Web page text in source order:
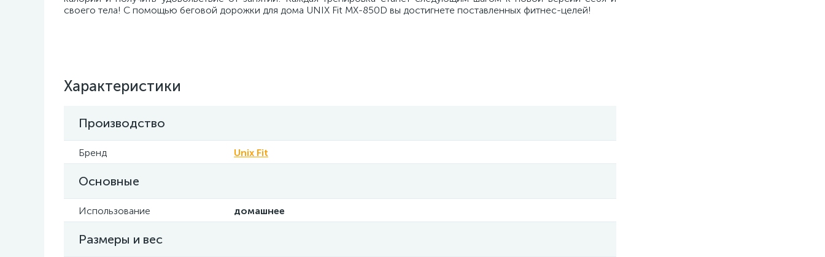
своего тела! С помощью беговой дорожки для дома UNIX Fit MX-850D вы достигнете поставленных фитнес-целей!
Характеристики
Производство
Бренд Unix Fit
Основные
Использование домашнее
Размеры и вес